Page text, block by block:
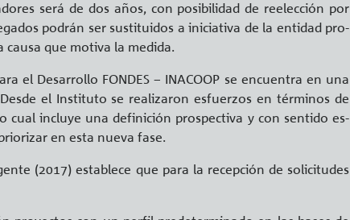
será de dos años, con po­si­bi­li­dad de re­elec­ción por
po­drán ser sus­ti­tui­dos a ini­cia­ti­va de la en­ti­dad pro­
que mo­ti­va la me­di­da.
el Desa­rro­llo FON­DES – INACOOP se en­cuen­tra en una
el Ins­ti­tu­to se rea­li­za­ron es­fuer­zos en tér­mi­nos de
cual in­clu­ye una de­fi­ni­ción pros­pec­ti­va y con sen­ti­do es­
en esta nueva fase.
(2017) es­ta­ble­ce que para la re­cep­ción de so­li­ci­tu­des